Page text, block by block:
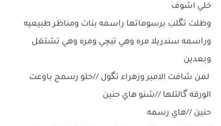
خلي اشوف
وظلت تگلب برسوماتها راسمه بنات ومناظر طبيعيه
وراسمه سندريلا مره وهي تبچي ومره وهي تشتغل
وبعدين
لمن شافت الامير وزهراء تگول //حلو رسمج باوعت
الورقه گالتلها //شنو هاي حنين
حنين //هاي رسمه